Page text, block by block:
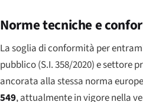
Norme tecniche e
La soglia di conformità per
pubblico (S.I. 358/2020) e settore
ancorata alla stessa norma
549, attualmente in vigore nella